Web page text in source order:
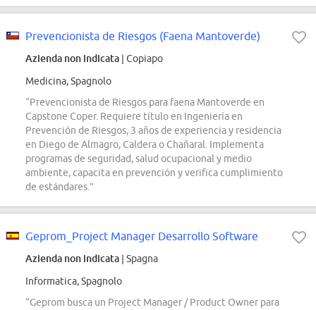
Prevencionista de Riesgos (Faena Mantoverde)
Azienda non indicata | Copiapo
Medicina, Spagnolo
“Prevencionista de Riesgos para faena Mantoverde en
Capstone Coper. Requiere título en Ingeniería en
Prevención de Riesgos, 3 años de experiencia y residencia
en Diego de Almagro, Caldera o Chañaral. Implementa
programas de seguridad, salud ocupacional y medio
ambiente, capacita en prevención y verifica cumplimiento
de estándares.”
Geprom_Project Manager Desarrollo Software
Azienda non indicata | Spagna
Informatica, Spagnolo
“Geprom busca un Project Manager / Product Owner para